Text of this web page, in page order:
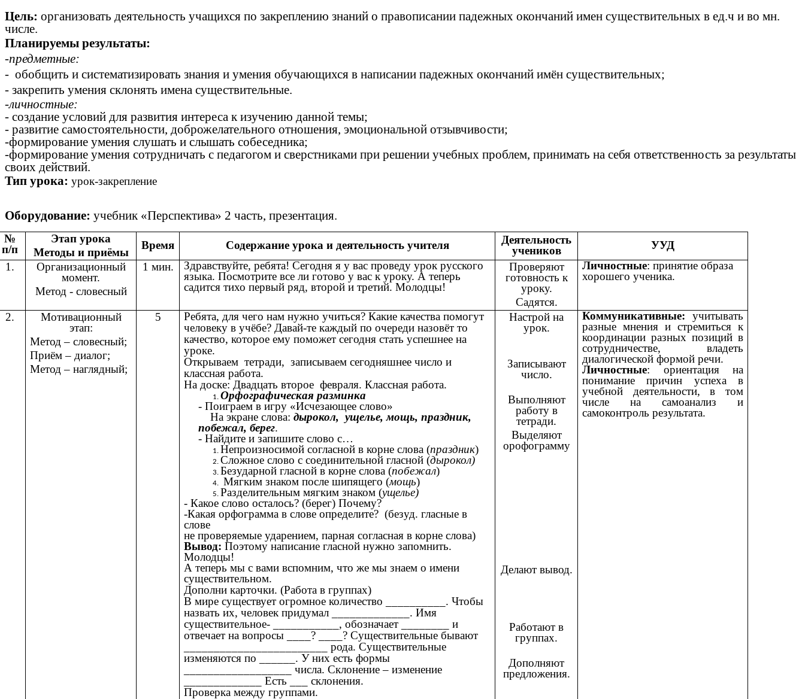
Цель: организовать деятельность учащихся по закреплению знаний о правописании падежных окончаний имен существительных в ед.ч и во мн.
числе.
Планируемы результаты:
-предметные:
- обобщить и систематизировать знания и умения обучающихся в написании падежных окончаний имён существительных;
- закрепить умения склонять имена существительные.
-личностные:
- создание условий для развития интереса к изучению данной темы;
- развитие самостоятельности, доброжелательного отношения, эмоциональной отзывчивости;
-формирование умения слушать и слышать собеседника;
-формирование умения сотрудничать с педагогом и сверстниками при решении учебных проблем, принимать на себя ответственность за результаты
своих действий.
Тип урока: урок-закрепление
Оборудование: учебник «Перспектива» 2 часть, презентация.
№
п/п
Этап урока
Методы и приёмы
Время Содержание урока и деятельность учителя
Деятельность
учеников
УУД
1.
Организационный
момент.
Метод - словесный
1 мин.
Здравствуйте, ребята! Сегодня я у вас проведу урок русского
языка. Посмотрите все ли готово у вас к уроку. А теперь
садится тихо первый ряд, второй и третий. Молодцы!
Проверяют
готовность к
уроку.
Садятся.
Личностные: принятие образа
хорошего ученика.
2.
Мотивационный
этап:
Метод – словесный;
Приём – диалог;
Метод – наглядный;
5
Ребята, для чего нам нужно учиться? Какие качества помогут
человеку в учёбе? Давай-те каждый по очереди назовёт то
качество, которое ему поможет сегодня стать успешнее на
уроке.
Открываем тетради, записываем сегодняшнее число и
классная работа.
На доске: Двадцать второе февраля. Классная работа.
Орфографическая разминка
- Поиграем в игру «Исчезающее слово»
На экране слова:дырокол, ущелье, мощь, праздник,
побежал, берег.
- Найдите и запишите слово с…
Непроизносимой согласной в корне слова (праздник)
Сложное слово с соединительной гласной (дырокол)
Безударной гласной в корне слова (побежал)
Мягким знаком после шипящего (мощь)
Разделительным мягким знаком (ущелье)
-Какое слово осталось? (берег) Почему?
-Какая орфограмма в слове определите? (безуд. гласные в
слове
не проверяемые ударением, парная согласная в корне слова)
Вывод: Поэтому написание гласной нужно запомнить.
Молодцы!
А теперь мы с вами вспомним, что же мы знаем о имени
существительном.
Дополни карточки. (Работа в группах)
В мире существует огромное количество __________. Чтобы
назвать их, человек придумал _____________. Имя
существительное- ___________, обозначает ________ и
отвечает на вопросы ____? ____? Существительные бывают
________________________ рода. Существительные
изменяются по ______. У них есть формы
__________________ числа. Склонение – изменение
_____________ Есть ___ склонения.
Проверка между группами.
Настрой на
урок.
Записывают
число.
Выполняют
работу в
тетради.
Выделяют
орофограмму
Делают вывод.
Работают в
группах.
Дополняют
предложения.
Коммуникативные: учитывать
разные мнения и стремиться к
координации разных позиций в
сотрудничестве, владеть
диалогической формой речи.
Личностные: ориентация на
понимание причин успеха в
учебной деятельности, в том
числе на самоанализ и
самоконтроль результата.